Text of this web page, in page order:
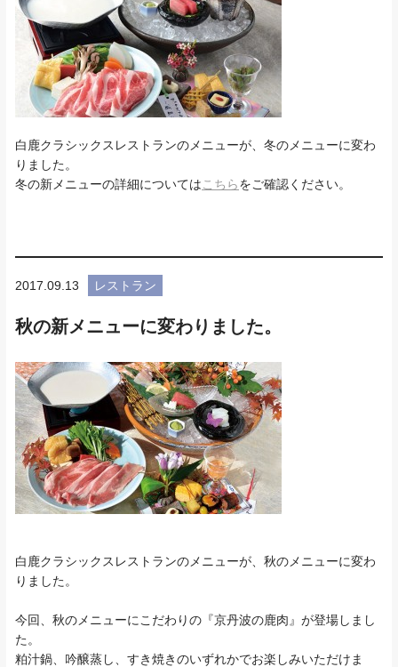
白鹿クラシックスレストランのメニューが、冬のメニューに変わ
りました。
冬の新メニューの詳細については こちらをご確認ください。
2017.09.13 レストラン
秋の新メニューに変わりました。
白鹿クラシックスレストランのメニューが、秋のメニューに変わ
りました。
今回、秋のメニューにこだわりの『京丹波の鹿肉』が登場しまし
た。
粕汁鍋、吟醸蒸し、すき焼きのいずれかでお楽しみいただけま